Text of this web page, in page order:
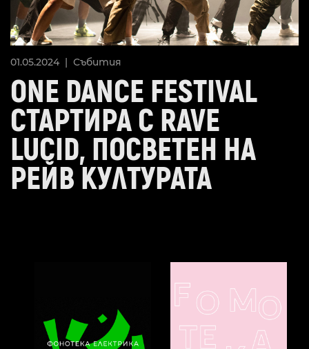
01.05.2024 | Събития
ONE DANCE FESTIVAL
СТАРТИРА С RAVE
LUCID, ПОСВЕТЕН НА
РЕЙВ КУЛТУРАТА